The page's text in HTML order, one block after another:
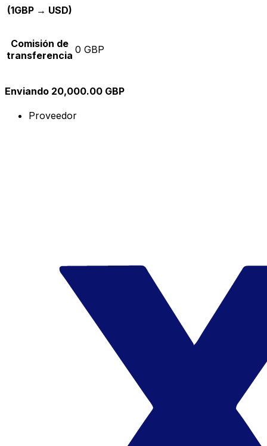
(1GBP → USD)
Comisión de
transferencia 0 GBP
Enviando 20,000.00 GBP
Proveedor